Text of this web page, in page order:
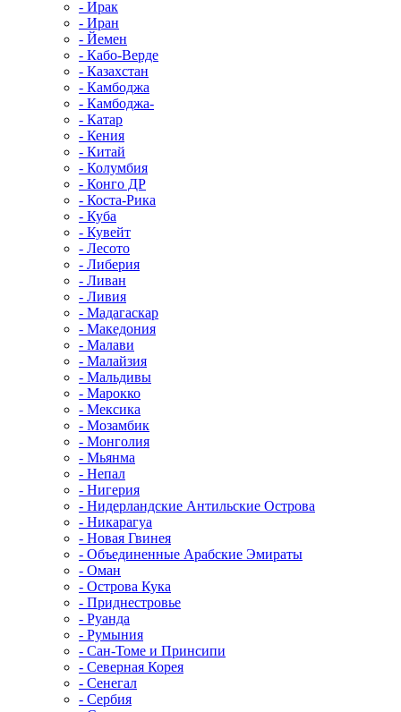
- Ирак
- Иран
- Йемен
- Кабо-Верде
- Казахстан
- Камбоджа
- Камбоджа-
- Катар
- Кения
- Китай
- Колумбия
- Конго ДР
- Коста-Рика
- Куба
- Кувейт
- Лесото
- Либерия
- Ливан
- Ливия
- Мадагаскар
- Македония
- Малави
- Малайзия
- Мальдивы
- Марокко
- Мексика
- Мозамбик
- Монголия
- Мьянма
- Непал
- Нигерия
- Нидерландские Антильские Острова
- Никарагуа
- Новая Гвинея
- Объединенные Арабские Эмираты
- Оман
- Острова Кука
- Приднестровье
- Руанда
- Румыния
- Сан-Томе и Принсипи
- Северная Корея
- Сенегал
- Сербия